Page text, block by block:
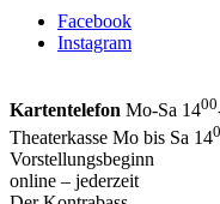
Facebook
Instagram
Kartentelefon Mo-Sa 1400
Theaterkasse Mo bis Sa 14
Vorstellungsbeginn
online – jederzeit